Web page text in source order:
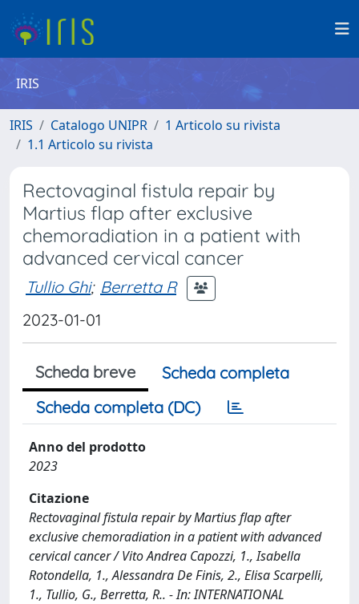
IRIS
IRIS Catalogo UNIPR
1 Articolo su rivista
1.1 Articolo su rivista
Rectovaginal fistula repair by
Martius flap after exclusive
chemoradiation in a patient with
advanced cervical cancer
Tullio Ghi; Berretta R
2023-01-01
Scheda breve
Scheda completa
Scheda completa (DC)
Anno del prodotto
2023
Citazione
Rectovaginal fistula repair by Martius flap after
exclusive chemoradiation in a patient with advanced
cervical cancer / Vito Andrea Capozzi, 1., Isabella
Rotondella, 1., Alessandra De Finis, 2., Elisa Scarpelli,
1., Tullio, G., Berretta, R.. - In: INTERNATIONAL